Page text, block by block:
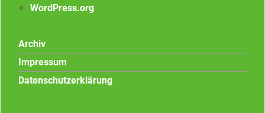
WordPress.org
Archiv
Impressum
Datenschutzerklärung